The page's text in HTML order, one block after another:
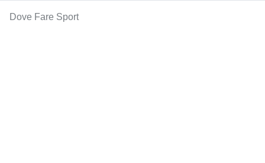
Dove Fare Sport